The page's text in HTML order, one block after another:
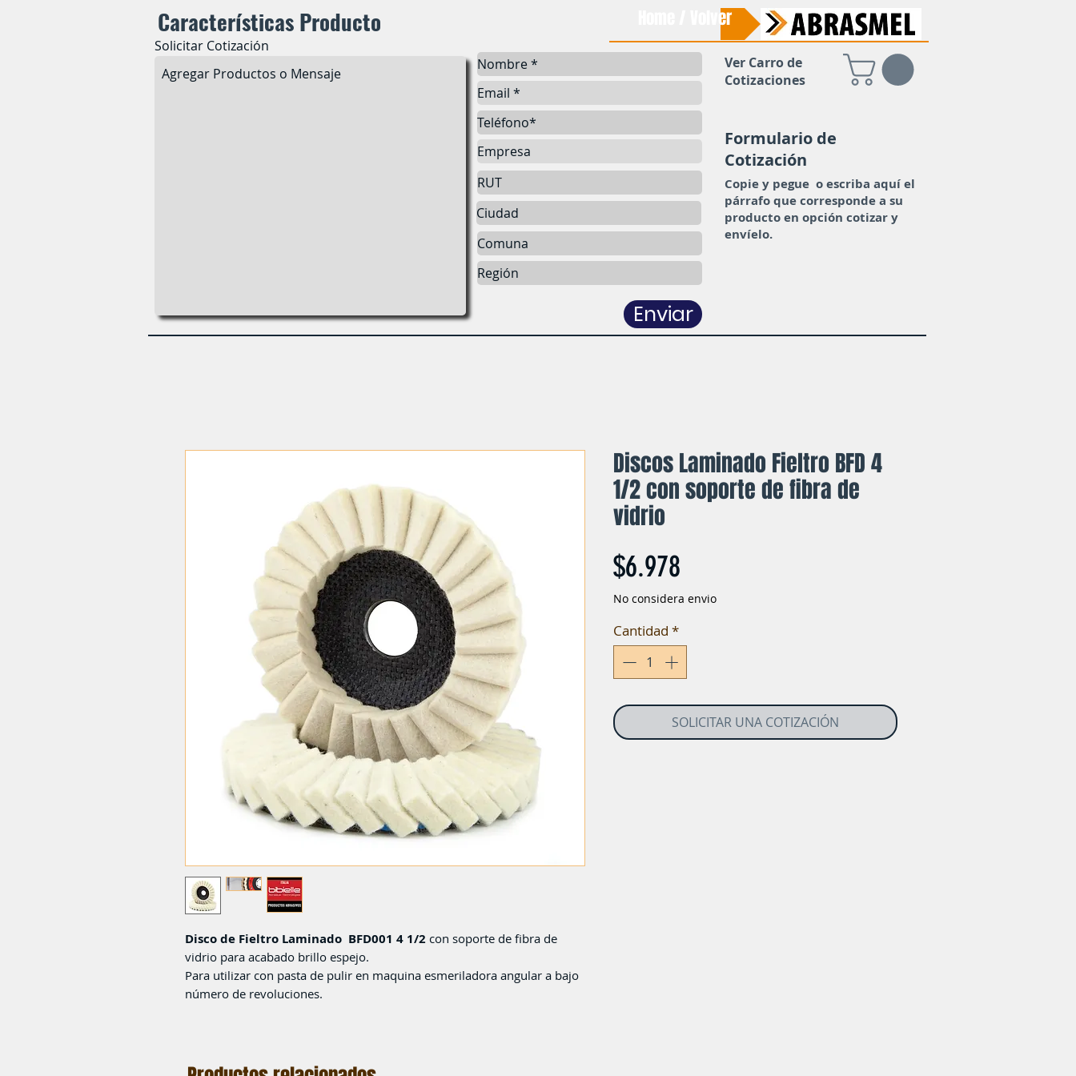
Características Producto Home / Volver
Solicitar Cotización
Enviar
Ver Carro de
Cotizaciones
Formulario de
Cotización
Copie y pegue o escriba aquí el
párrafo que corresponde a su
producto en opción cotizar y
envíelo.
Disco de Fieltro Laminado BFD001 4 1/2 con soporte de fibra de
vidrio para acabado brillo espejo.
Para utilizar con pasta de pulir en maquina esmeriladora angular a bajo
número de revoluciones.
Discos Laminado Fieltro BFD 4
1/2 con soporte de fibra de
vidrio
$6.978
No considera envio
Cantidad *
SOLICITAR UNA COTIZACIÓN